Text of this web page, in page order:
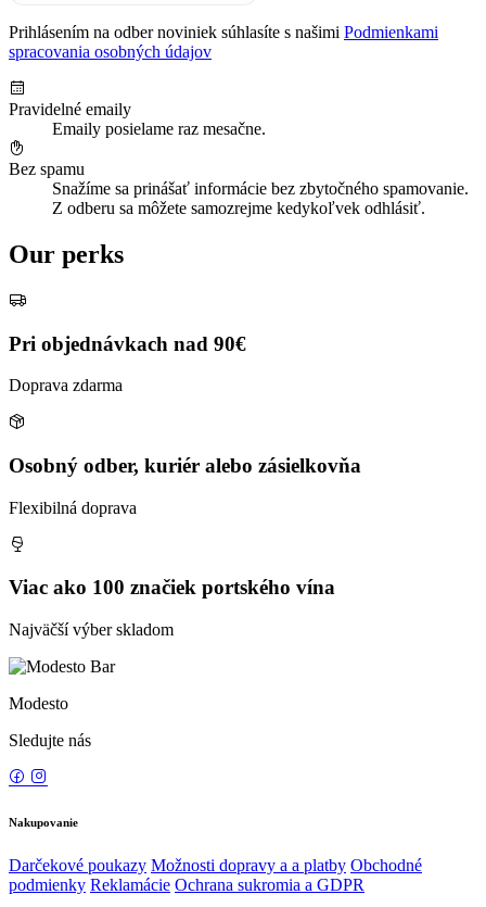
Prihlásením na odber noviniek súhlasíte s našimi Podmienkami
spracovania osobných údajov
Pravidelné emaily
Emaily posielame raz mesačne.
Bez spamu
Snažíme sa prinášať informácie bez zbytočného spamovanie.
Z odberu sa môžete samozrejme kedykoľvek odhlásiť.
Our perks
Pri objednávkach nad 90€
Doprava zdarma
Osobný odber, kuriér alebo zásielkovňa
Flexibilná doprava
Viac ako 100 značiek portského vína
Najväčší výber skladom
Modesto
Sledujte nás
Nakupovanie
Darčekové poukazy Možnosti dopravy a a platby Obchodné
podmienky Reklamácie Ochrana sukromia a GDPR